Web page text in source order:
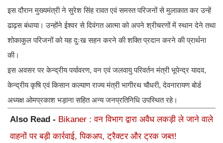
इस दौरान मुख्यमंत्री ने सुरेश सिंह रावत एवं समस्त परिजनों से मुलाकात कर उन्हें
ढाढ़स बंधाया। उन्होंने ईश्वर से दिवंगत आत्मा को अपने श्रीचरणों में स्थान देने तथा
शोकाकुल परिजनों को यह दुःख सहन करने की शक्ति प्रदान करने की प्रार्थना
की।
इस अवसर पर केन्द्रीय पर्यावरण, वन एवं जलवायु परिवर्तन मंत्री भूपेन्द्र यादव,
केन्द्रीय कृषि एवं किसान कल्याण राज्य मंत्री भागीरथ चौधरी, देवनारायण बोर्ड
अध्यक्ष ओमप्रकाश भड़ाना सहित अन्य जनप्रतिनिधि उपस्थित रहे।
Also Read - Bikaner : वन विभाग द्वारा अवैध लकड़ी ले जाने वाले
वाहनों पर बड़ी कार्रवाई, पिकअप, ट्रैक्टर और ट्रक जब्त!